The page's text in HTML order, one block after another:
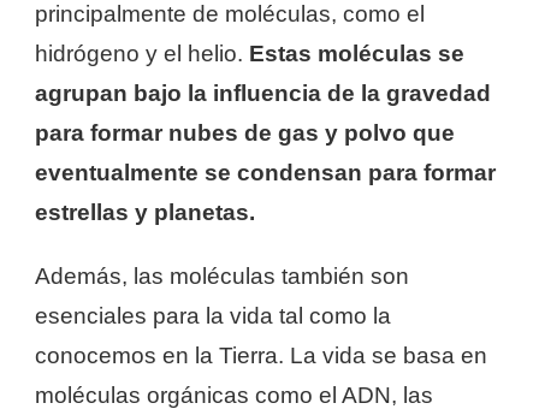
principalmente de moléculas, como el
hidrógeno y el helio. Estas moléculas se
agrupan bajo la influencia de la gravedad
para formar nubes de gas y polvo que
eventualmente se condensan para formar
estrellas y planetas.
Además, las moléculas también son
esenciales para la vida tal como la
conocemos en la Tierra. La vida se basa en
moléculas orgánicas como el ADN, las